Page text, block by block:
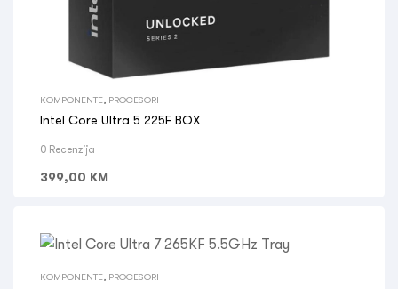
KOMPONENTE PROCESORI
Intel Core Ultra 5 225F BOX
0 Recenzija
399,00 KM
KOMPONENTE PROCESORI